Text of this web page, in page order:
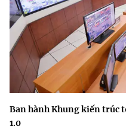
Ban hành Khung kiến trúc
1.0